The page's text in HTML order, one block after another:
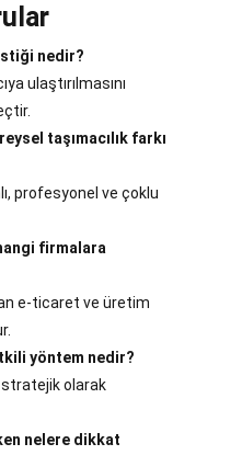
nedir?
ulaştırılmasını
taşımacılık farkı
profesyonel ve çoklu
firmalara
e-ticaret ve üretim
yöntem nedir?
stratejik olarak
nelere dikkat